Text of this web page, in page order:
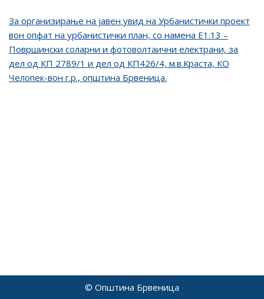
Зa oрганизирање нa јавен увид на Урбанистички проект
вон опфат на урбанистички план, со намена Е1.13 –
Површински соларни и фотоволтаични електрани, за
дел од КП 2789/1 и дел од КП426/4, м.в.Краста, КО
Челопек-вон г.р., општина Брвеница.
© Општина Брвеница